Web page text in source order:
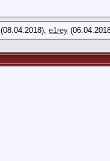
(08.04.2018), e1rey